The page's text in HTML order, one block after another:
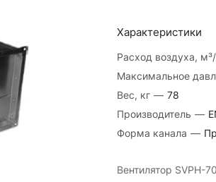
Характеристики
Расход воздуха,
Максимальное
Вес, кг — 78
Производитель —
Форма канала —
Вентилятор SVPH-